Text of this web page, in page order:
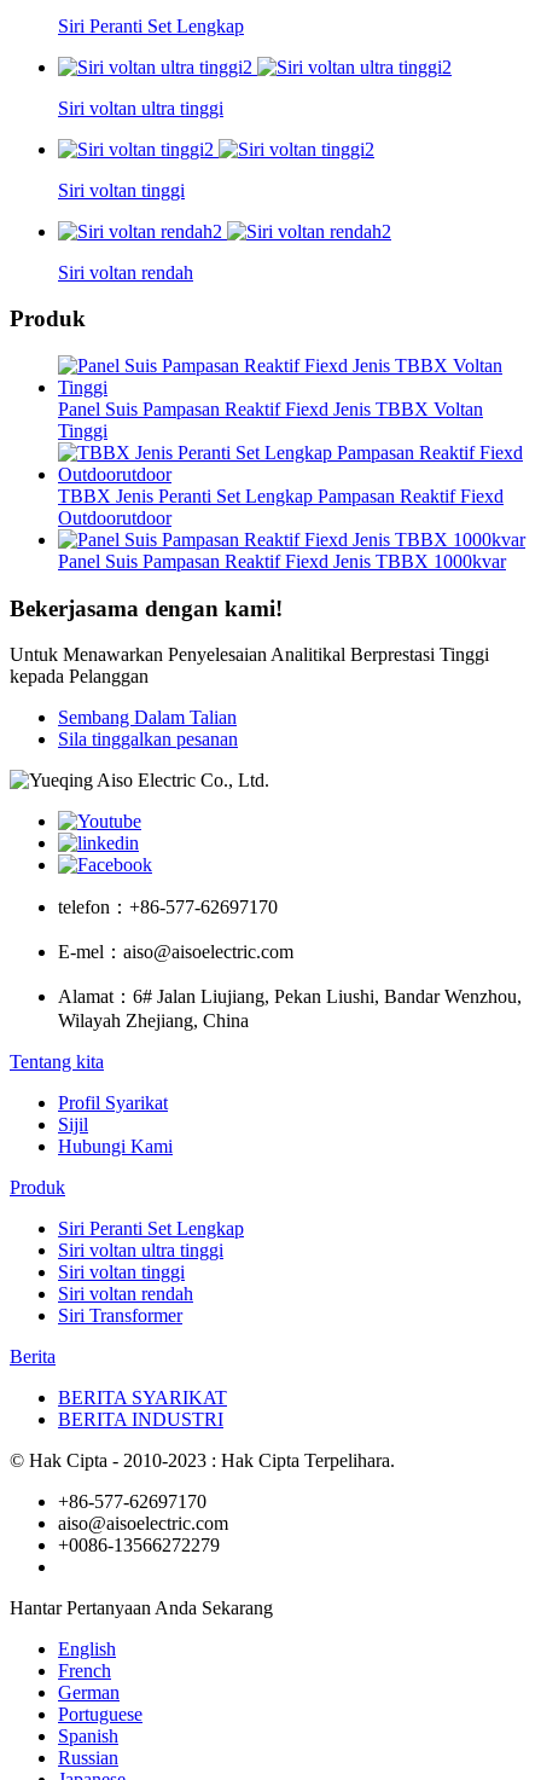
Siri Peranti Set Lengkap
Siri voltan ultra tinggi
Siri voltan tinggi
Siri voltan rendah
Produk
Panel Suis Pampasan Reaktif Fiexd Jenis TBBX Voltan
Tinggi
TBBX Jenis Peranti Set Lengkap Pampasan Reaktif Fiexd
Outdoorutdoor
Panel Suis Pampasan Reaktif Fiexd Jenis TBBX 1000kvar
Bekerjasama dengan kami!
Untuk Menawarkan Penyelesaian Analitikal Berprestasi Tinggi
kepada Pelanggan
Sembang Dalam Talian
Sila tinggalkan pesanan
telefon： +86-577-62697170
E-mel： aiso@aisoelectric.com
Alamat： 6# Jalan Liujiang, Pekan Liushi, Bandar Wenzhou,
Wilayah Zhejiang, China
Tentang kita
Profil Syarikat
Sijil
Hubungi Kami
Produk
Siri Peranti Set Lengkap
Siri voltan ultra tinggi
Siri voltan tinggi
Siri voltan rendah
Siri Transformer
Berita
BERITA SYARIKAT
BERITA INDUSTRI
© Hak Cipta - 2010-2023 : Hak Cipta Terpelihara.
+86-577-62697170
aiso@aisoelectric.com
+0086-13566272279
Hantar Pertanyaan Anda Sekarang
English
French
German
Portuguese
Spanish
Russian